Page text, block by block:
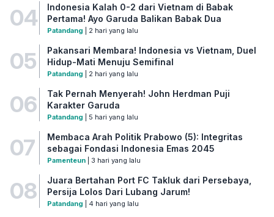
04
Indonesia Kalah 0-2 dari Vietnam di Babak
Pertama! Ayo Garuda Balikan Babak Dua
Patandang | 2 hari yang lalu
05
Pakansari Membara! Indonesia vs Vietnam, Duel
Hidup-Mati Menuju Semifinal
Patandang | 2 hari yang lalu
06
Tak Pernah Menyerah! John Herdman Puji
Karakter Garuda
Patandang | 5 hari yang lalu
07
Membaca Arah Politik Prabowo (5): Integritas
sebagai Fondasi Indonesia Emas 2045
Pamenteun| 3 hari yang lalu
08
Juara Bertahan Port FC Takluk dari Persebaya,
Persija Lolos Dari Lubang Jarum!
Patandang | 4 hari yang lalu